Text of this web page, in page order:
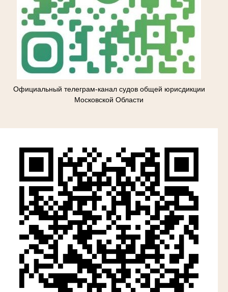
Официальный телеграм-канал судов общей юрисдикции
Московской Области